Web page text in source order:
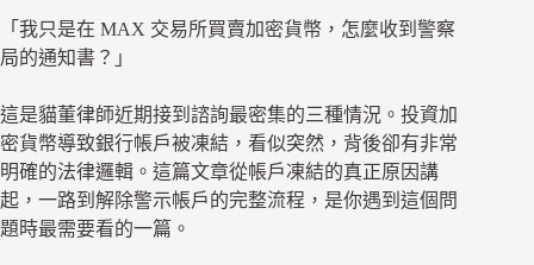
「我只是在 MAX 交易所買賣加密貨幣，怎麼收到警察
局的通知書？」
這是貓董律師近期接到諮詢最密集的三種情況。投資加
密貨幣導致銀行帳戶被凍結，看似突然，背後卻有非常
明確的法律邏輯。這篇文章從帳戶凍結的真正原因講
起，一路到解除警示帳戶的完整流程，是你遇到這個問
題時最需要看的一篇。